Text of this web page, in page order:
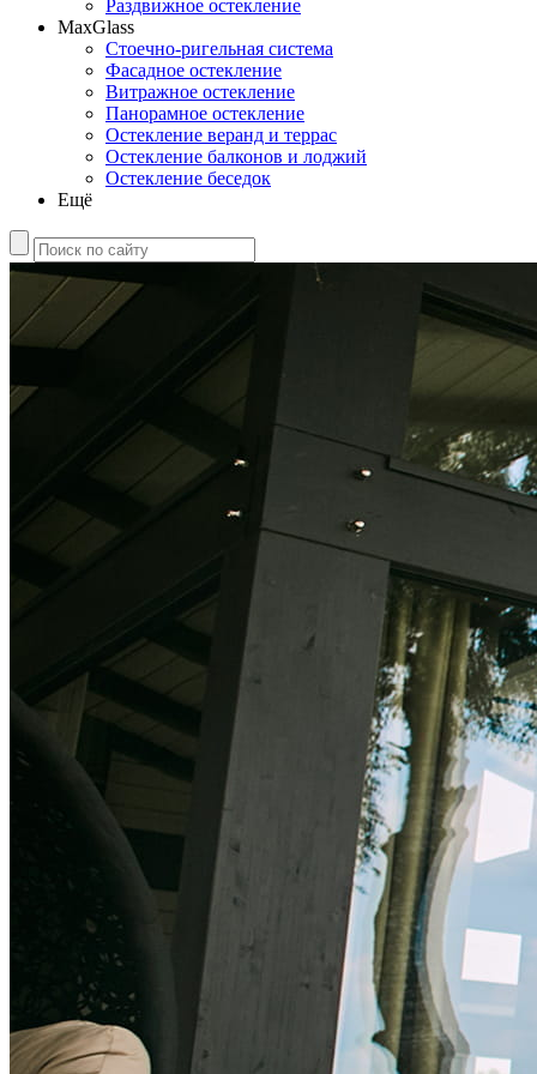
Раздвижное остекление
MaxGlass
Стоечно-ригельная система
Фасадное остекление
Витражное остекление
Панорамное остекление
Остекление веранд и террас
Остекление балконов и лоджий
Остекление беседок
Ещё